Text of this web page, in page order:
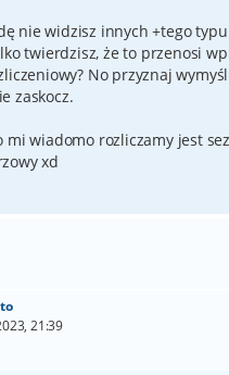
nie widzisz innych +tego
twierdzisz, że to przenosi
No przyznaj
zaskocz.
mi wiadomo rozliczamy jest
xd
21:39